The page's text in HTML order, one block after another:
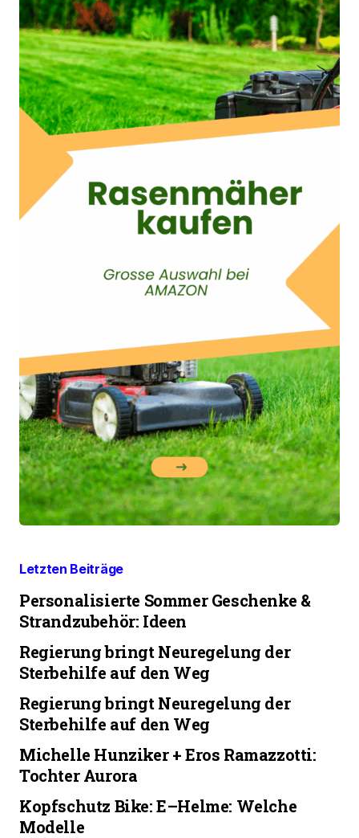
Letzten Beiträge
Personalisierte Sommer Geschenke &
Strandzubehör: Ideen
Regierung bringt Neuregelung der
Sterbehilfe auf den Weg
Regierung bringt Neuregelung der
Sterbehilfe auf den Weg
Michelle Hunziker + Eros Ramazzotti:
Tochter Aurora
Kopfschutz Bike: E–Helme: Welche
Modelle